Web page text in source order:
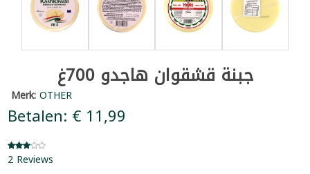
جبنة قشقوان هاجدو 700غ
Merk:OTHER
Betalen: € 11,99
2 Reviews